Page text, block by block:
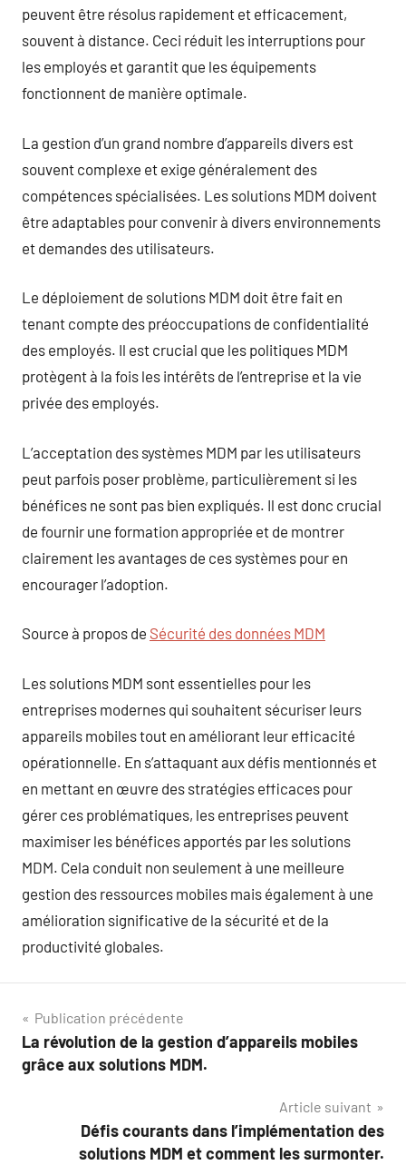
peuvent être résolus rapidement et efficacement,
souvent à distance. Ceci réduit les interruptions pour
les employés et garantit que les équipements
fonctionnent de manière optimale.
La gestion d’un grand nombre d’appareils divers est
souvent complexe et exige généralement des
compétences spécialisées. Les solutions MDM doivent
être adaptables pour convenir à divers environnements
et demandes des utilisateurs.
Le déploiement de solutions MDM doit être fait en
tenant compte des préoccupations de confidentialité
des employés. Il est crucial que les politiques MDM
protègent à la fois les intérêts de l’entreprise et la vie
privée des employés.
L’acceptation des systèmes MDM par les utilisateurs
peut parfois poser problème, particulièrement si les
bénéfices ne sont pas bien expliqués. Il est donc crucial
de fournir une formation appropriée et de montrer
clairement les avantages de ces systèmes pour en
encourager l’adoption.
Source à propos de Sécurité des données MDM
Les solutions MDM sont essentielles pour les
entreprises modernes qui souhaitent sécuriser leurs
appareils mobiles tout en améliorant leur efficacité
opérationnelle. En s’attaquant aux défis mentionnés et
en mettant en œuvre des stratégies efficaces pour
gérer ces problématiques, les entreprises peuvent
maximiser les bénéfices apportés par les solutions
MDM. Cela conduit non seulement à une meilleure
gestion des ressources mobiles mais également à une
amélioration significative de la sécurité et de la
productivité globales.
Navigation
de
Publication précédente
La révolution de la gestion d’appareils mobiles
grâce aux solutions MDM.
Article suivant
Défis courants dans l’implémentation des
solutions MDM et comment les surmonter.